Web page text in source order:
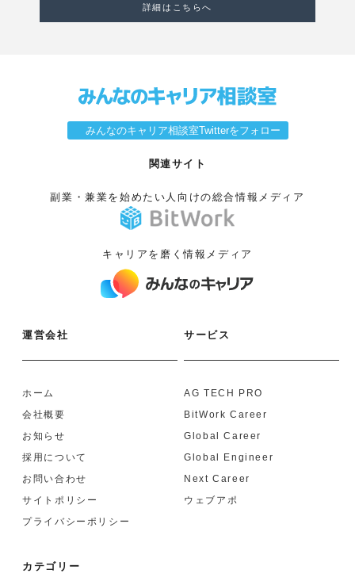
詳細はこちらへ
みんなのキャリア相談室Twitterをフォロー
関連サイト
副業・兼業を始めたい人向けの総合情報メディア
キャリアを磨く情報メディア
運営会社
ホーム
会社概要
お知らせ
採用について
お問い合わせ
サイトポリシー
プライバシーポリシー
サービス
AG TECH PRO
BitWork Career
Global Career
Global Engineer
Next Career
ウェブアポ
カテゴリー